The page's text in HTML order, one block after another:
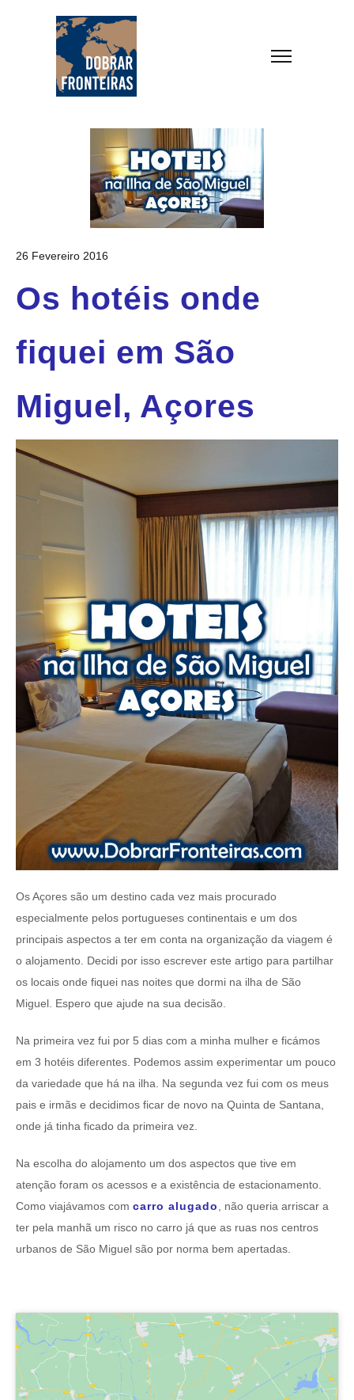
26 Fevereiro 2016
Os hotéis onde
fiquei em São
Miguel, Açores
Os Açores são um destino cada vez mais procurado
especialmente pelos portugueses continentais e um dos
principais aspectos a ter em conta na organização da viagem é
o alojamento. Decidi por isso escrever este artigo para partilhar
os locais onde fiquei nas noites que dormi na ilha de São
Miguel. Espero que ajude na sua decisão.
Na primeira vez fui por 5 dias com a minha mulher e ficámos
em 3 hotéis diferentes. Podemos assim experimentar um pouco
da variedade que há na ilha. Na segunda vez fui com os meus
pais e irmãs e decidimos ficar de novo na Quinta de Santana,
onde já tinha ficado da primeira vez.
Na escolha do alojamento um dos aspectos que tive em
atenção foram os acessos e a existência de estacionamento.
Como viajávamos com carro alugado
, não queria arriscar a
ter pela manhã um risco no carro já que as ruas nos centros
urbanos de São Miguel são por norma bem apertadas.